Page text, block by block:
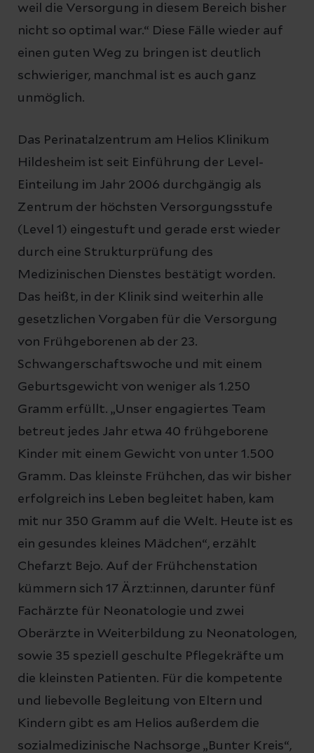
weil die Versorgung in diesem Bereich bisher
nicht so optimal war.“ Diese Fälle wieder auf
einen guten Weg zu bringen ist deutlich
schwieriger, manchmal ist es auch ganz
unmöglich.
Das Perinatalzentrum am Helios Klinikum
Hildesheim ist seit Einführung der Level-
Einteilung im Jahr 2006 durchgängig als
Zentrum der höchsten Versorgungsstufe
(Level 1) eingestuft und gerade erst wieder
durch eine Strukturprüfung des
Medizinischen Dienstes bestätigt worden.
Das heißt, in der Klinik sind weiterhin alle
gesetzlichen Vorgaben für die Versorgung
von Frühgeborenen ab der 23.
Schwangerschaftswoche und mit einem
Geburtsgewicht von weniger als 1.250
Gramm erfüllt. „Unser engagiertes Team
betreut jedes Jahr etwa 40 frühgeborene
Kinder mit einem Gewicht von unter 1.500
Gramm. Das kleinste Frühchen, das wir bisher
erfolgreich ins Leben begleitet haben, kam
mit nur 350 Gramm auf die Welt. Heute ist es
ein gesundes kleines Mädchen“, erzählt
Chefarzt Bejo. Auf der Frühchenstation
kümmern sich 17 Ärzt:innen, darunter fünf
Fachärzte für Neonatologie und zwei
Oberärzte in Weiterbildung zu Neonatologen,
sowie 35 speziell geschulte Pflegekräfte um
die kleinsten Patienten. Für die kompetente
und liebevolle Begleitung von Eltern und
Kindern gibt es am Helios außerdem die
sozialmedizinische Nachsorge „Bunter Kreis“,